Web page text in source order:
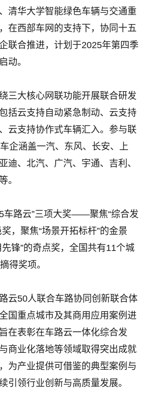
清华大学智能绿色车辆与交通重
在西部车网的支持下，协同十五
联合推进，计划于2025年第四季
动。
三大核心网联功能开展联合研发
括云支持自动紧急制动、云支持
云支持协作式车辆汇入。参与联
企涵盖一汽、东风、长安、上
迪、北汽、广汽、宇通、吉利、
。
车路云”三项大奖——聚焦“综合发
，聚焦“场景开拓标杆”的金景
先锋”的奇点奖，全国共有11个城
得奖项。
云50人联合车路协同创新联合体
国重点城市及其商用应用案例进
在表彰在车路云一体化综合发
商业化落地等领域取得突出成就
为产业提供可借鉴的典型案例与
引领行业创新与高质量发展。